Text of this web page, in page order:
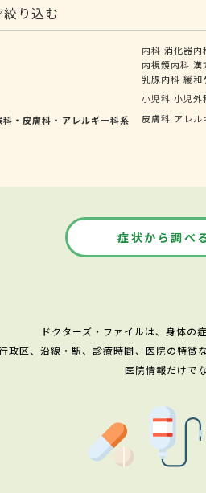
り込む
内科 消化器内
内視鏡内科 漢
乳腺内科 緩和
小児科 小児外
・皮膚科・アレルギー科系
皮膚科 アレル
症状から調べ
ドクターズ・ファイルは、身体の
政区、沿線・駅、診療時間、医院の特徴
医院情報だけで